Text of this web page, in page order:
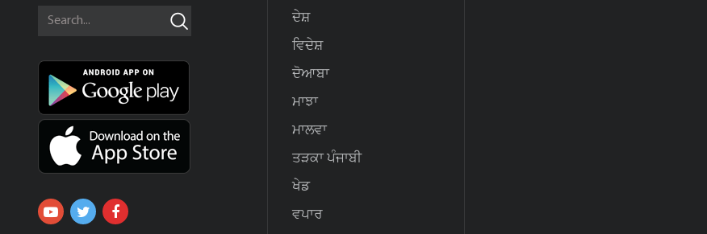
ਦੇਸ਼
ਵਿਦੇਸ਼
ਦੋਆਬਾ
ਮਾਝਾ
ਮਾਲਵਾ
ਤੜਕਾ ਪੰਜਾਬੀ
ਖੇਡ
ਵਪਾਰ